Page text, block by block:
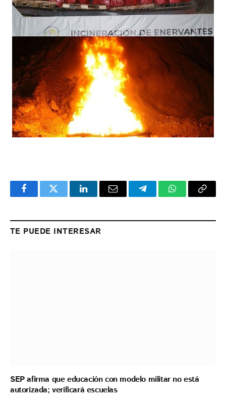
FacebookTwitter LinkedInEmail TelegramWhatsApp
Copy
TE PUEDE INTERESAR
SEP afirma que educación con modelo militar no está
autorizada; verificará escuelas